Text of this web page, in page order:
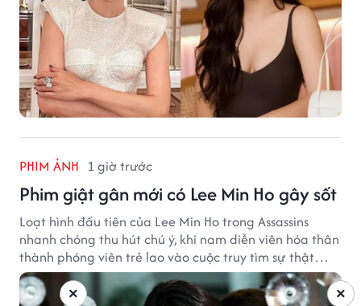
PHIM ẢNH 1 giờ trước
Phim giật gân mới có Lee Min Ho gây sốt
Loạt hình đầu tiên của Lee Min Ho trong Assassins
nhanh chóng thu hút chú ý, khi nam diễn viên hóa thân
thành phóng viên trẻ lao vào cuộc truy tìm sự thật
phía sau một vụ ám sát gây chấn động Hàn Quốc.
×
×